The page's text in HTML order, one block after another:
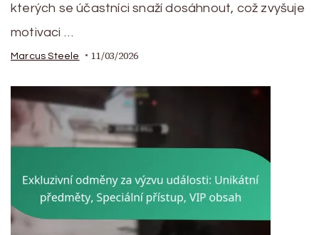
kterých se účastníci snaží dosáhnout, což zvyšuje
motivaci …
Marcus Steele 11/03/2026